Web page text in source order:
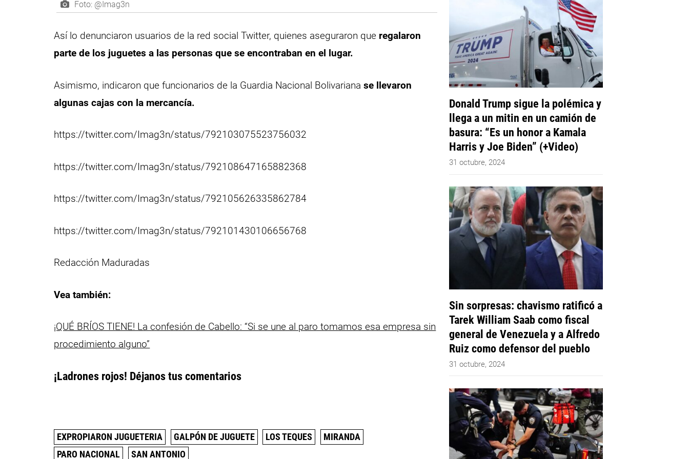
Foto: @Imag3n
Así lo denunciaron usuarios de la red social Twitter, quienes aseguraron que regalaron
parte de los juguetes a las personas que se encontraban en el lugar.
Asimismo, indicaron que funcionarios de la Guardia Nacional Bolivarianase llevaron
algunas cajas con la mercancía.
https://twitter.com/Imag3n/status/792103075523756032
https://twitter.com/Imag3n/status/792108647165882368
https://twitter.com/Imag3n/status/792105626335862784
https://twitter.com/Imag3n/status/792101430106656768
Redacción Maduradas
Vea también:
¡QUÉ BRÍOS TIENE! La confesión de Cabello: “Si se une al paro tomamos esa empresa sin
procedimiento alguno”
¡Ladrones rojos! Déjanos tus comentarios
EXPROPIARON JUGUETERIA GALPÓN DE JUGUETE LOS TEQUES
MIRANDA
PARO NACIONAL
SAN ANTONIO
Donald Trump sigue la polémica y
llega a un mitin en un camión de
basura: “Es un honor a Kamala
Harris y Joe Biden” (+Video)
31 octubre, 2024
Sin sorpresas: chavismo ratificó a
Tarek William Saab como fiscal
general de Venezuela y a Alfredo
Ruiz como defensor del pueblo
31 octubre, 2024